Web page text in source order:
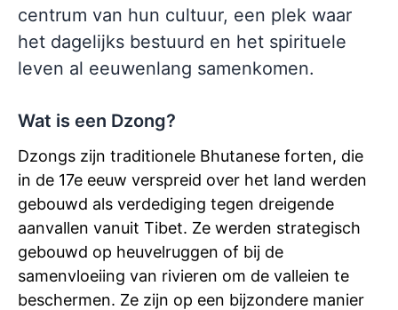
centrum van hun cultuur, een plek waar
het dagelijks bestuurd en het spirituele
leven al eeuwenlang samenkomen.
Wat is een Dzong?
Dzongs zijn traditionele Bhutanese forten, die
in de 17e eeuw verspreid over het land werden
gebouwd als verdediging tegen dreigende
aanvallen vanuit Tibet. Ze werden strategisch
gebouwd op heuvelruggen of bij de
samenvloeiing van rivieren om de valleien te
beschermen. Ze zijn op een bijzondere manier